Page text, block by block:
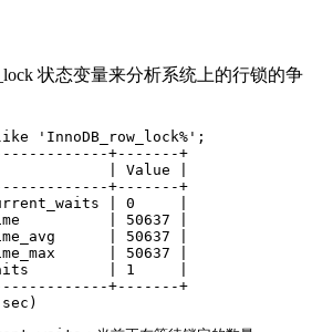
状态变量来分析系统上的行锁的争
'InnoDB_row_lock%';
+-------+
| Value |
+-------+
| 0     |
| 50637 |
| 50637 |
| 50637 |
| 1     |
+-------+